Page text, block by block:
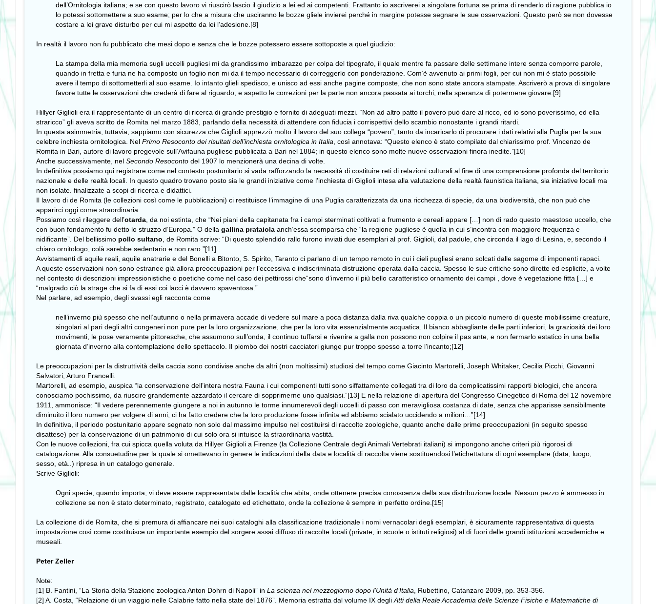
dell’Ornitologia italiana; e se con questo lavoro vi riuscirò lascio il giudizio a lei ed ai competenti. Frattanto io ascriverei a singolare fortuna se prima di renderlo di ragione pubblica io
lo potessi sottomettere a suo esame; per lo che a misura che usciranno le bozze gliele invierei perché in margine potesse segnare le sue osservazioni. Questo però se non dovesse
costare a lei grave disturbo per cui mi aspetto da lei l’adesione.[8]
In realtà il lavoro non fu pubblicato che mesi dopo e senza che le bozze potessero essere sottoposte a quel giudizio:
La stampa della mia memoria sugli uccelli pugliesi mi da grandissimo imbarazzo per colpa del tipografo, il quale mentre fa passare delle settimane intere senza comporre parole,
quando in fretta e furia ne ha composto un foglio non mi da il tempo necessario di correggerlo con ponderazione. Com’è avvenuto ai primi fogli, per cui non mi è stato possibile
avere il tempo di sottometterli al suo esame. Io intanto glieli spedisco, e unisco ad essi anche pagine composte, che non sono state ancora stampate. Ascriverò a prova di singolare
favore tutte le osservazioni che crederà di fare al riguardo, e aspetto le correzioni per la parte non ancora passata ai torchi, nella speranza di potermene giovare.[9]
Hillyer Giglioli era il rappresentante di un centro di ricerca di grande prestigio e fornito di adeguati mezzi. “Non ad altro patto il povero può dare al ricco, ed io sono poverissimo, ed ella
straricco” gli aveva scritto de Romita nel marzo 1883, parlando della necessità di attendere con fiducia i corrispettivi dello scambio nonostante i grandi ritardi.
In questa asimmetria, tuttavia, sappiamo con sicurezza che Giglioli apprezzò molto il lavoro del suo collega “povero”, tanto da incaricarlo di procurare i dati relativi alla Puglia per la sua
celebre inchiesta ornitologica. Nel Primo Resoconto dei risultati dell’inchiesta ornitologica in Italia , così annotava: “Questo elenco è stato compilato dal chiarissimo prof. Vincenzo de
Romita in Bari, autore di lavoro pregevole sull’Avifauna pugliese pubblicata a Bari nel 1884; in questo elenco sono molte nuove osservazioni finora inedite.”[10]
Anche successivamente, nel Secondo Resoconto del 1907 lo menzionerà una decina di volte.
In definitiva possiamo qui registrare come nel contesto postunitario si vada rafforzando la necessità di costituire reti di relazioni culturali al fine di una comprensione profonda del territorio
nazionale e delle realtà locali. In questo quadro trovano posto sia le grandi iniziative come l’inchiesta di Giglioli intesa alla valutazione della realtà faunistica italiana, sia iniziative locali ma
non isolate. finalizzate a scopi di ricerca e didattici.
Il lavoro di de Romita (le collezioni così come le pubblicazioni) ci restituisce l’immagine di una Puglia caratterizzata da una ricchezza di specie, da una biodiversità, che non può che
apparirci oggi come straordinaria.
Possiamo così rileggere dell’otarda , da noi estinta, che “Nei piani della capitanata fra i campi sterminati coltivati a frumento e cereali appare […] non di rado questo maestoso uccello, che
con buon fondamento fu detto lo struzzo d’Europa.” O della gallina prataiola anch’essa scomparsa che “la regione pugliese è quella in cui s’incontra con maggiore frequenza e
nidificante”. Del bellissimo pollo sultano , de Romita scrive: “Di questo splendido rallo furono inviati due esemplari al prof. Giglioli, dal padule, che circonda il lago di Lesina, e, secondo il
chiaro ornitologo, colà sarebbe sedentario e non raro.”[11]
Avvistamenti di aquile reali, aquile anatrarie e del Bonelli a Bitonto, S. Spirito, Taranto ci parlano di un tempo remoto in cui i cieli pugliesi erano solcati dalle sagome di imponenti rapaci.
A queste osservazioni non sono estranee già allora preoccupazioni per l’eccessiva e indiscriminata distruzione operata dalla caccia. Spesso le sue critiche sono dirette ed esplicite, a volte
nel contesto di descrizioni impressionistiche o poetiche come nel caso dei pettirossi che“sono d’inverno il più bello caratteristico ornamento dei campi , dove è vegetazione fitta […] e
“malgrado ciò la strage che si fa di essi coi lacci è davvero spaventosa.”
Nel parlare, ad esempio, degli svassi egli racconta come
nell’inverno più spesso che nell’autunno o nella primavera accade di vedere sul mare a poca distanza dalla riva qualche coppia o un piccolo numero di queste mobilissime creature,
singolari al pari degli altri congeneri non pure per la loro organizzazione, che per la loro vita essenzialmente acquatica. Il bianco abbagliante delle parti inferiori, la graziosità dei loro
movimenti, le pose veramente pittoresche, che assumono sull’onda, il continuo tuffarsi e rivenire a galla non possono non colpire il pas ante, e non fermarlo estatico in una bella
giornata d’inverno alla contemplazione dello spettacolo. Il piombo dei nostri cacciatori giunge pur troppo spesso a torre l’incanto;[12]
Le preoccupazioni per la distruttività della caccia sono condivise anche da altri (non moltissimi) studiosi del tempo come Giacinto Martorelli, Joseph Whitaker, Cecilia Picchi, Giovanni
Salvatori, Arturo Francelli.
Martorelli, ad esempio, auspica “la conservazione dell’intera nostra Fauna i cui componenti tutti sono siffattamente collegati tra di loro da complicatissimi rapporti biologici, che ancora
conosciamo pochissimo, da riuscire grandemente azzardato il cercare di sopprimerne uno qualsiasi.”[13] E nella relazione di apertura del Congresso Cinegetico di Roma del 12 novembre
1911, ammonisce: “Il vedere perennemente giungere a noi in autunno le torme innumerevoli degli uccelli di passo con meravigliosa costanza di date, senza che apparisse sensibilmente
diminuito il loro numero per volgere di anni, ci ha fatto credere che la loro produzione fosse infinita ed abbiamo scialato uccidendo a milioni…”[14]
In definitiva, il periodo postunitario appare segnato non solo dal massimo impulso nel costituirsi di raccolte zoologiche, quanto anche dalle prime preoccupazioni (in seguito spesso
disattese) per la conservazione di un patrimonio di cui solo ora si intuisce la straordinaria vastità.
Con le nuove collezioni, fra cui spicca quella voluta da Hillyer Giglioli a Firenze (la Collezione Centrale degli Animali Vertebrati italiani) si impongono anche criteri più rigorosi di
catalogazione. Alla consuetudine per la quale si omettevano in genere le indicazioni della data e località di raccolta viene sostituendosi l’etichettatura di ogni esemplare (data, luogo,
sesso, età..) ripresa in un catalogo generale.
Scrive Giglioli:
Ogni specie, quando importa, vi deve essere rappresentata dalle località che abita, onde ottenere precisa conoscenza della sua distribuzione locale. Nessun pezzo è ammesso in
collezione se non è stato determinato, registrato, catalogato ed etichettato, onde la collezione è sempre in perfetto ordine.[15]
La collezione di de Romita, che si premura di affiancare nei suoi cataloghi alla classificazione tradizionale i nomi vernacolari degli esemplari, è sicuramente rappresentativa di questa
impostazione così come costituisce un importante esempio del sorgere assai diffuso di raccolte locali (private, in scuole o istituti religiosi) al di fuori delle grandi istituzioni accademiche e
museali.
Peter Zeller
Note:
[1] B. Fantini, “La Storia della Stazione zoologica Anton Dohrn di Napoli” in La scienza nel mezzogiorno dopo l’Unità d’Italia , Rubettino, Catanzaro 2009, pp. 353-356.
[2] A. Costa, “Relazione di un viaggio nelle Calabrie fatto nella state del 1876”. Memoria estratta dal volume IX degli Atti della Reale Accademia delle Scienze Fisiche e Matematiche di